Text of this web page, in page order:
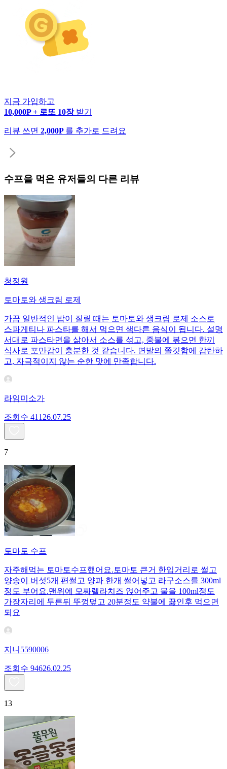
지금 가입하고
10,000P + 로또 10장 받기
리뷰 쓰면 2,000P 를 추가로 드려요
수프을 먹은 유저들의 다른 리뷰
청정원
토마토와 생크림 로제
가끔 일반적인 밥이 질릴 때는 토마토와 생크림 로제 소스로
스파게티나 파스타를 해서 먹으면 색다른 음식이 됩니다. 설명
서대로 파스타면을 삶아서 소스를 섞고, 중불에 볶으면 한끼
식사로 포만감이 충분한 것 같습니다. 면발의 쫄깃함에 감탄하
고, 자극적이지 않는 순한 맛에 만족합니다.
라임미소가
조회수 411 26.07.25
7
토마토 수프
자주해먹는 토마토수프했어요.토마토 큰거 한입거리로 썰고
양송이 버섯5개 편썰고 양파 한개 썰어넣고 라구소스를 300ml
정도 부어요.맨위에 모짜렐라치즈 얹어주고 물을 100ml정도
가장자리에 두른뒤 뚜껑덮고 20분정도 약불에 끓인후 먹으면
되요
지니5590006
조회수 94626.02.25
13